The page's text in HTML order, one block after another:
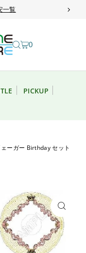
一覧
0
PICKUP
ーガー Birthday セット